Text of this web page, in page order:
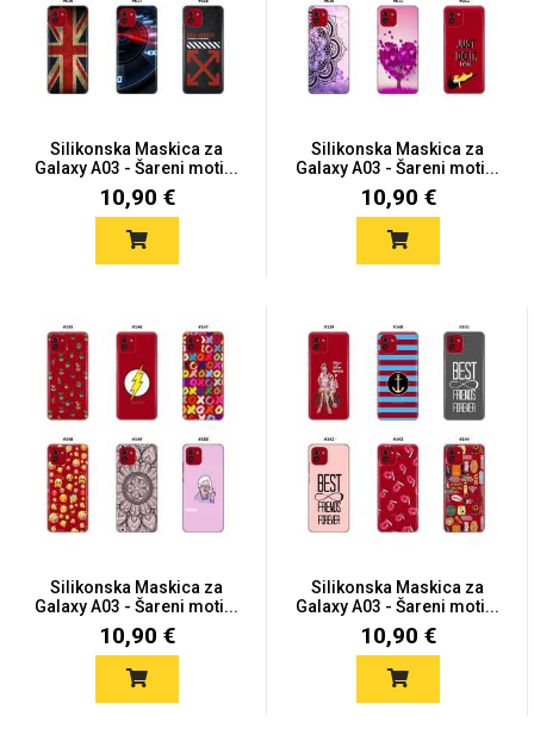
Silikonska Maskica za
Galaxy A03 - Šareni moti...
10,90 €
Silikonska Maskica za
Galaxy A03 - Šareni moti...
10,90 €
Silikonska Maskica za
Galaxy A03 - Šareni moti...
10,90 €
Silikonska Maskica za
Galaxy A03 - Šareni moti...
10,90 €